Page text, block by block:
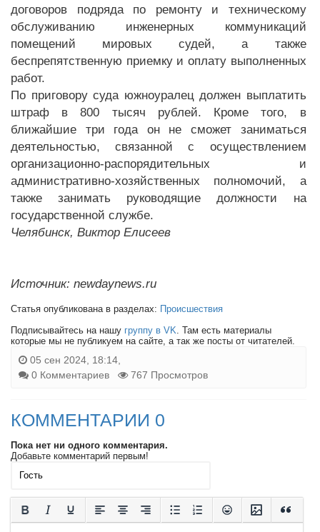
договоров подряда по ремонту и техническому
обслуживанию инженерных коммуникаций
помещений мировых судей, а также
беспрепятственную приемку и оплату выполненных
работ.
По приговору суда южноуралец должен выплатить
штраф в 800 тысяч рублей. Кроме того, в
ближайшие три года он не сможет заниматься
деятельностью, связанной с осуществлением
организационно-распорядительных и
административно-хозяйственных полномочий, а
также занимать руководящие должности на
государственной службе.
Челябинск, Виктор Елисеев
Источник: newdaynews.ru
Статья опубликована в разделах: Происшествия
Подписывайтесь на нашу группу в VK . Там есть материалы
которые мы не публикуем на сайте, а так же посты от читателей.
05 сен 2024, 18:14,
0 Комментариев
767 Просмотров
КОММЕНТАРИИ 0
Пока нет ни одного комментария.
Добавьте комментарий первым!